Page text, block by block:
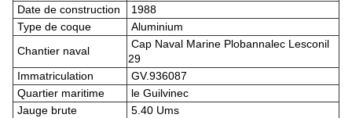
Date de construction
1988
Type de coque
Aluminium
Chantier naval
Cap Naval Marine Plobannalec Lesconil
29
Immatriculation
GV.936087
Quartier maritime
le Guilvinec
Jauge brute
5.40 Ums